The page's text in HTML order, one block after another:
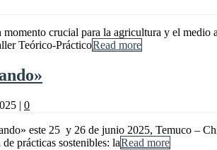
crucial para la agricultura y el medio
Teórico-PrácticoRead more
| 0
este 25 y 26 de junio 2025, Temuco –
prácticas sostenibles: laRead more